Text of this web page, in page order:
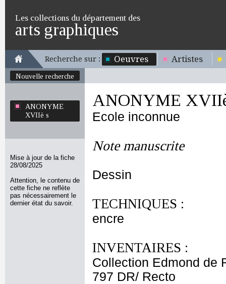
Les collections du département des
arts graphiques
Recherche sur : Oeuvres Artistes
Nouvelle recherche
ANONYME
XVIIè s
Mise à jour de la fiche
28/08/2025
Attention, le contenu de
cette fiche ne reflète
pas nécessairement le
dernier état du savoir.
ANONYME
Ecole inconnue
Note manuscrite
Dessin
TECHNIQUES :
encre
INVENTAIRES :
Collection Edmond de
797 DR/ Recto